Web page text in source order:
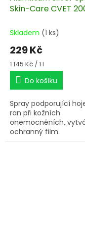
Skin-Care CVET
Skladem (1 ks)
229 Kč
Měrná
cena:
1 145 Kč / 1 l
Do košíku
Spray podporující
ran při kožních
onemocněních,
ochranný film.